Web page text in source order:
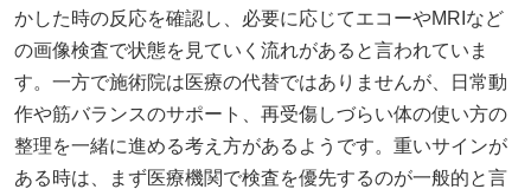
かした時の反応を確認し、必要に応じてエコーやMRIなど
の画像検査で状態を見ていく流れがあると言われていま
す。一方で施術院は医療の代替ではありませんが、日常動
作や筋バランスのサポート、再受傷しづらい体の使い方の
整理を一緒に進める考え方があるようです。重いサインが
ある時は、まず医療機関で検査を優先するのが一般的と言